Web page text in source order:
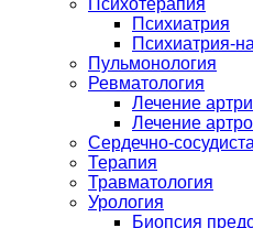
Психотерапия
Психиатрия
Психиатрия-
Пульмонология
Ревматология
Лечение
Лечение
Сердечно-
Терапия
Травматология
Урология
Биопсия